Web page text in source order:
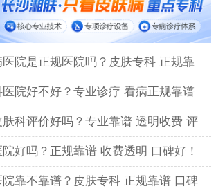
院是正规医院吗？皮肤专科 正规靠
院好不好？专业诊疗 看病正规靠谱
科评价好吗？专业靠谱 透明收费 评
好吗？正规靠谱 收费透明 口碑好！
靠不靠谱？皮肤专科 正规靠谱 口碑